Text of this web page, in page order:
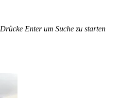
Drücke Enter um Suche zu starten